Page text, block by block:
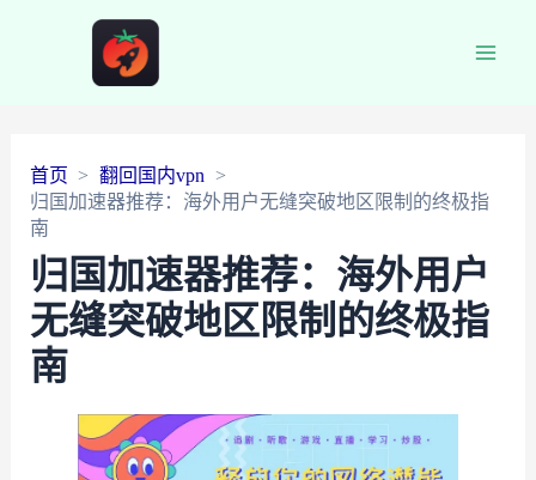
首页
翻回国内vpn
归国加速器推荐：海外用户无缝突破地区限制的终极指
南
归国加速器推荐：海外用户
无缝突破地区限制的终极指
南